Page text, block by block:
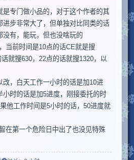
是专门做小品的，对于这个作者的其
进步非常大了，但单独对比同类的话
没有，能玩，但也没啥玩的
当前时间是10点的话CE就是搜
就搜630，22点的话就搜1320，以
改，白天工作一小时的话是加10进
小时的话是加5进度，刚接委托的时
他工作时间是5小时的话，50进度就
在第一个危险日中出了也没见特殊